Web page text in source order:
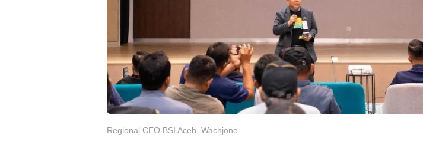
Regional CEO BSI Aceh, Wachjono